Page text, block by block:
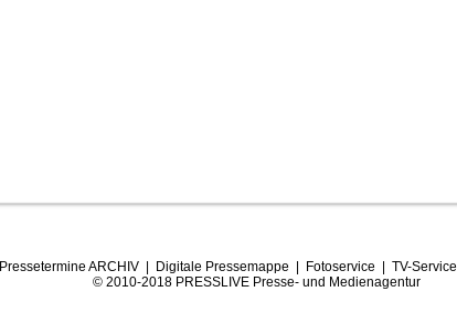
Pressetermine ARCHIV| Digitale Pressemappe Fotoservice TV-Service
© 2010-2018 PRESSLIVE Presse- und Medienagentur